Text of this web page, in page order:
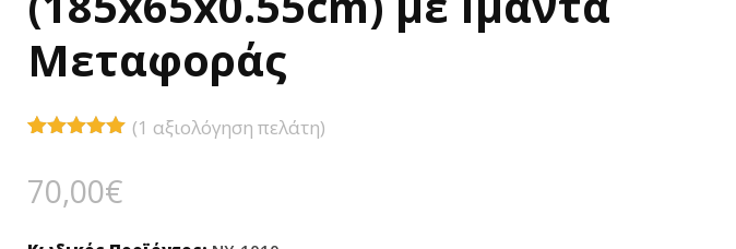
Μεταφοράς
από 5 με
βάση
πελάτη
(1 αξιολόγηση πελάτη)
70,00€